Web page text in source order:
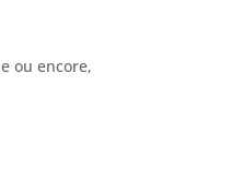
ou encore,